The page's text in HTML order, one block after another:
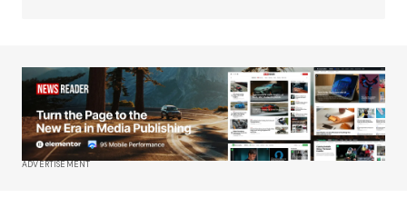
ADVERTISEMENT